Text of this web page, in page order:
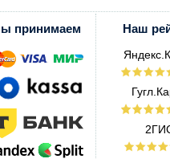
принимаем Наш